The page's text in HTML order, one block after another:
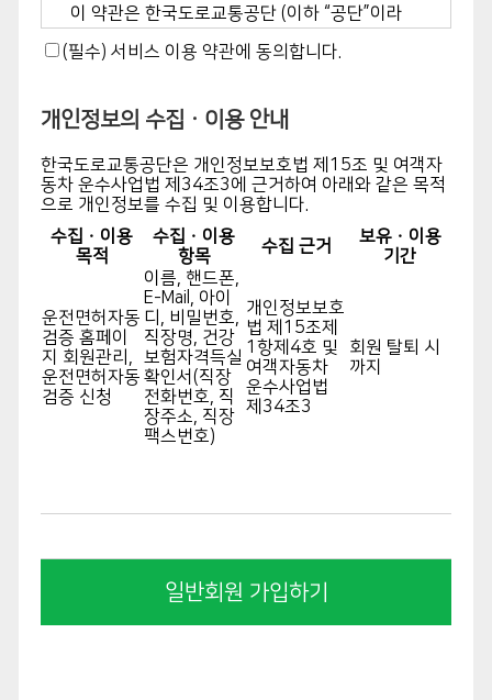
이 약관은 한국도로교통공단 (이하 “공단”이라
합니다. )이 제공하는 운전면허정보 자동검증 시
의 권리 및 의무, 책임 사항을 정하는 것을 목적
으로 합니다.
제 2조 약관의 명시와 개정
① 공단은 이 약관에 표기된 내용 및 상호, 영업
소 소재지, 대표자의 성명, 고객 만족센터 등을
회원업체 관리자가 알 수 있도록 게시합니다.
② 공단은 해당 약관에 대한 규제 및 법률, 전자
거리기본법, 전자 서명 법, 정보통신망이용촉진
등에 관한 법률, 방문 판매 등에 대한 법률, 소비
(필수) 서비스 이용 약관에 동의합니다.
개인정보의 수집ㆍ이용 안내
한국도로교통공단은 개인정보보호법 제15조 및 여객자
동차 운수사업법 제34조3에 근거하여 아래와 같은 목적
으로 개인정보를 수집 및 이용합니다.
수집ㆍ이용
목적
수집ㆍ이용
항목
수집 근거
보유ㆍ이용
기간
운전면허자동
검증 홈페이
지 회원관리,
운전면허자동
검증 신청
이름, 핸드폰,
E-Mail, 아이
디, 비밀번호,
직장명, 건강
보험자격득실
확인서(직장
전화번호, 직
장주소, 직장
팩스번호)
개인정보보호
법 제15조제
1항제4호 및
여객자동차
운수사업법
제34조3
회원 탈퇴 시
까지
일반회원 가입하기